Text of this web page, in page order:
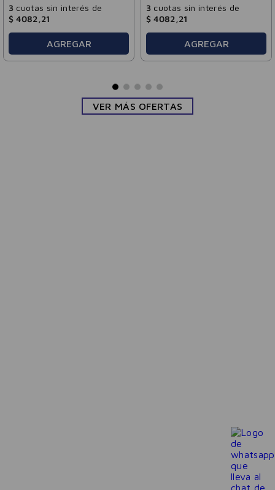
3 cuotas sin interés de
$ 4082 21
AGREGAR
3 cuotas sin interés de
$ 4082 21
AGREGAR
VER MÁS OFERTAS